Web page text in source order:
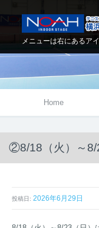
メニューは右にあるア
Home
②8/18（火）～8/
投稿日: 2026年6月29日